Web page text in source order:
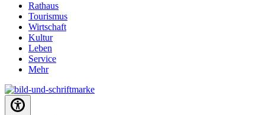
Rathaus
Tourismus
Wirtschaft
Kultur
Leben
Service
Mehr